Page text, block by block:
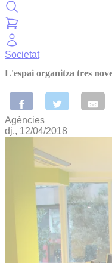
Societat
L'espai organitza tres
Agències
dj., 12/04/2018